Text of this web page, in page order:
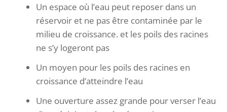
Un espace où l’eau peut reposer dans un
réservoir et ne pas être contaminée par le
milieu de croissance. et les poils des racines
ne s’y logeront pas
Un moyen pour les poils des racines en
croissance d’atteindre l’eau
Une ouverture assez grande pour verser l’eau